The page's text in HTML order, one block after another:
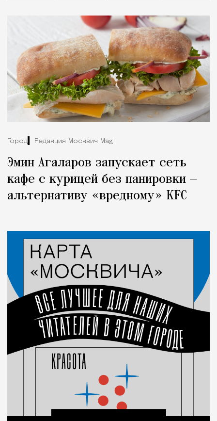
Город Редакция Москвич Mag
Эмин Агаларов запускает сеть
кафе с курицей без панировки —
альтернативу «вредному» KFC